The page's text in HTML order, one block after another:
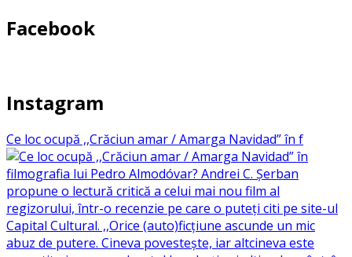
Facebook
Instagram
Ce loc ocupă ,,Crăciun amar / Amarga Navidad” în f